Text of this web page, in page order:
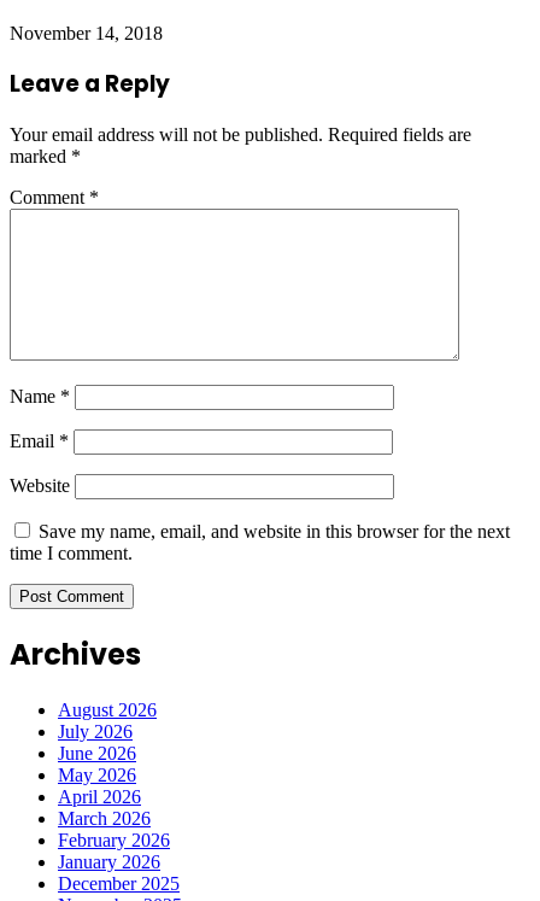
November 14, 2018
Leave a Reply
Your email address will not be published. Required fields are
marked *
Comment *
Name *
Email *
Website
Save my name, email, and website in this browser for the next
time I comment.
Archives
August 2026
July 2026
June 2026
May 2026
April 2026
March 2026
February 2026
January 2026
December 2025